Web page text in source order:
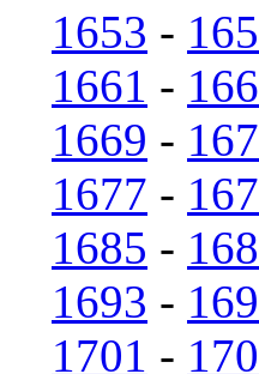
1653 -
1661 -
1669 -
1677 -
1685 -
1693 -
1701 -